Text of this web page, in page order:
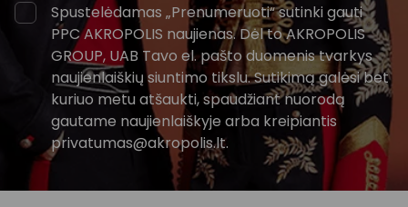
Spustelėdamas „Prenumeruoti“ sutinki gauti
PPC AKROPOLIS naujienas. Dėl to AKROPOLIS
GROUP, UAB Tavo el. pašto duomenis tvarkys
naujienlaiškių siuntimo tikslu. Sutikimą galėsi bet
kuriuo metu atšaukti, spaudžiant nuorodą
gautame naujienlaiškyje arba kreipiantis
privatumas@akropolis.lt.